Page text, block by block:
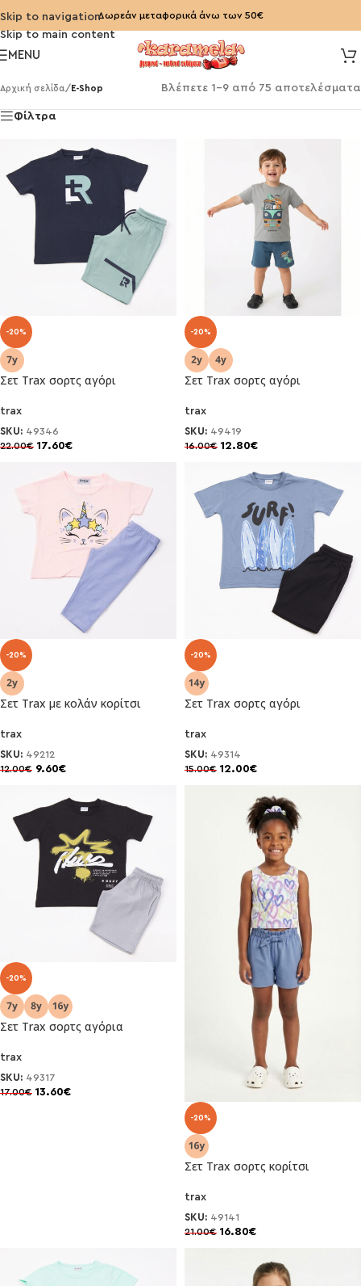
Skip to navigation
Skip to main content
Δωρεάν μεταφορικά άνω των 50€
MENU
Αρχική σελίδα/ E-Shop Βλέπετε 1–9 από 75 αποτελέσματα
Φίλτρα
-20%
Σετ Trax σορτς αγόρι
trax
SKU: 49346
22.00€ 17.60€
-20%
Σετ Trax σορτς αγόρι
trax
SKU: 49419
16.00€ 12.80€
-20%
Σετ Trax με κολάν κορίτσι
trax
SKU: 49212
12.00€ 9.60€
-20%
Σετ Trax σορτς αγόρι
trax
SKU: 49314
15.00€ 12.00€
-20%
Σετ Trax σορτς αγόρια
trax
SKU: 49317
17.00€ 13.60€
-20%
Σετ Trax σορτς κορίτσι
trax
SKU: 49141
21.00€ 16.80€